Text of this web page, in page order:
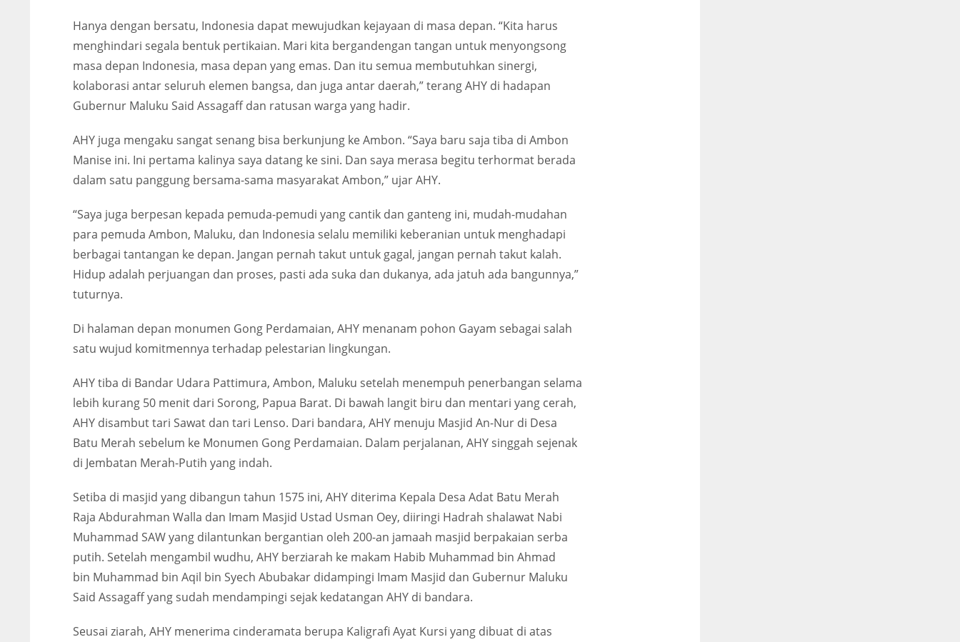
Hanya dengan bersatu, Indonesia dapat mewujudkan kejayaan di masa depan. “Kita harus
menghindari segala bentuk pertikaian. Mari kita bergandengan tangan untuk menyongsong
masa depan Indonesia, masa depan yang emas. Dan itu semua membutuhkan sinergi,
kolaborasi antar seluruh elemen bangsa, dan juga antar daerah,” terang AHY di hadapan
Gubernur Maluku Said Assagaff dan ratusan warga yang hadir.
AHY juga mengaku sangat senang bisa berkunjung ke Ambon. “Saya baru saja tiba di Ambon
Manise ini. Ini pertama kalinya saya datang ke sini. Dan saya merasa begitu terhormat berada
dalam satu panggung bersama-sama masyarakat Ambon,” ujar AHY.
“Saya juga berpesan kepada pemuda-pemudi yang cantik dan ganteng ini, mudah-mudahan
para pemuda Ambon, Maluku, dan Indonesia selalu memiliki keberanian untuk menghadapi
berbagai tantangan ke depan. Jangan pernah takut untuk gagal, jangan pernah takut kalah.
Hidup adalah perjuangan dan proses, pasti ada suka dan dukanya, ada jatuh ada bangunnya,”
tuturnya.
Di halaman depan monumen Gong Perdamaian, AHY menanam pohon Gayam sebagai salah
satu wujud komitmennya terhadap pelestarian lingkungan.
AHY tiba di Bandar Udara Pattimura, Ambon, Maluku setelah menempuh penerbangan selama
lebih kurang 50 menit dari Sorong, Papua Barat. Di bawah langit biru dan mentari yang cerah,
AHY disambut tari Sawat dan tari Lenso. Dari bandara, AHY menuju Masjid An-Nur di Desa
Batu Merah sebelum ke Monumen Gong Perdamaian. Dalam perjalanan, AHY singgah sejenak
di Jembatan Merah-Putih yang indah.
Setiba di masjid yang dibangun tahun 1575 ini, AHY diterima Kepala Desa Adat Batu Merah
Raja Abdurahman Walla dan Imam Masjid Ustad Usman Oey, diiringi Hadrah shalawat Nabi
Muhammad SAW yang dilantunkan bergantian oleh 200-an jamaah masjid berpakaian serba
putih. Setelah mengambil wudhu, AHY berziarah ke makam Habib Muhammad bin Ahmad
bin Muhammad bin Aqil bin Syech Abubakar didampingi Imam Masjid dan Gubernur Maluku
Said Assagaff yang sudah mendampingi sejak kedatangan AHY di bandara.
Seusai ziarah, AHY menerima cinderamata berupa Kaligrafi Ayat Kursi yang dibuat di atas